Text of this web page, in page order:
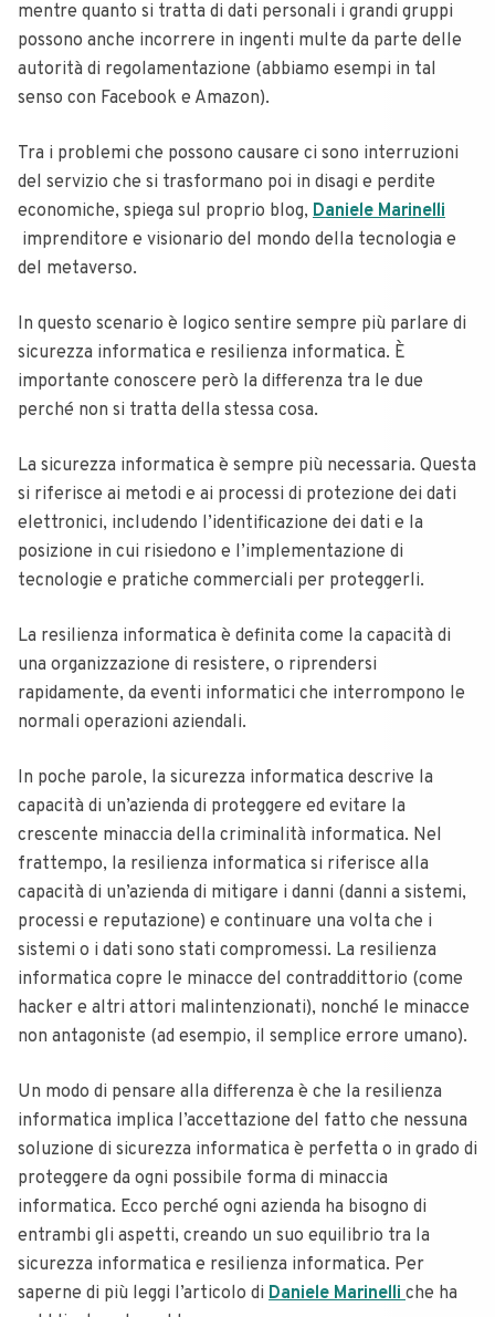
mentre quanto si tratta di dati personali i grandi gruppi
possono anche incorrere in ingenti multe da parte delle
autorità di regolamentazione (abbiamo esempi in tal
senso con Facebook e Amazon).
Tra i problemi che possono causare ci sono interruzioni
del servizio che si trasformano poi in disagi e perdite
economiche, spiega sul proprio blog, Daniele Marinelli
imprenditore e visionario del mondo della tecnologia e
del metaverso.
In questo scenario è logico sentire sempre più parlare di
sicurezza informatica e resilienza informatica. È
importante conoscere però la differenza tra le due
perché non si tratta della stessa cosa.
La sicurezza informatica è sempre più necessaria. Questa
si riferisce ai metodi e ai processi di protezione dei dati
elettronici, includendo l’identificazione dei dati e la
posizione in cui risiedono e l’implementazione di
tecnologie e pratiche commerciali per proteggerli.
La resilienza informatica è definita come la capacità di
una organizzazione di resistere, o riprendersi
rapidamente, da eventi informatici che interrompono le
normali operazioni aziendali.
In poche parole, la sicurezza informatica descrive la
capacità di un’azienda di proteggere ed evitare la
crescente minaccia della criminalità informatica. Nel
frattempo, la resilienza informatica si riferisce alla
capacità di un’azienda di mitigare i danni (danni a sistemi,
processi e reputazione) e continuare una volta che i
sistemi o i dati sono stati compromessi. La resilienza
informatica copre le minacce del contraddittorio (come
hacker e altri attori malintenzionati), nonché le minacce
non antagoniste (ad esempio, il semplice errore umano).
Un modo di pensare alla differenza è che la resilienza
informatica implica l’accettazione del fatto che nessuna
soluzione di sicurezza informatica è perfetta o in grado di
proteggere da ogni possibile forma di minaccia
informatica. Ecco perché ogni azienda ha bisogno di
entrambi gli aspetti, creando un suo equilibrio tra la
sicurezza informatica e resilienza informatica. Per
saperne di più leggi l’articolo di Daniele Marinelliche ha